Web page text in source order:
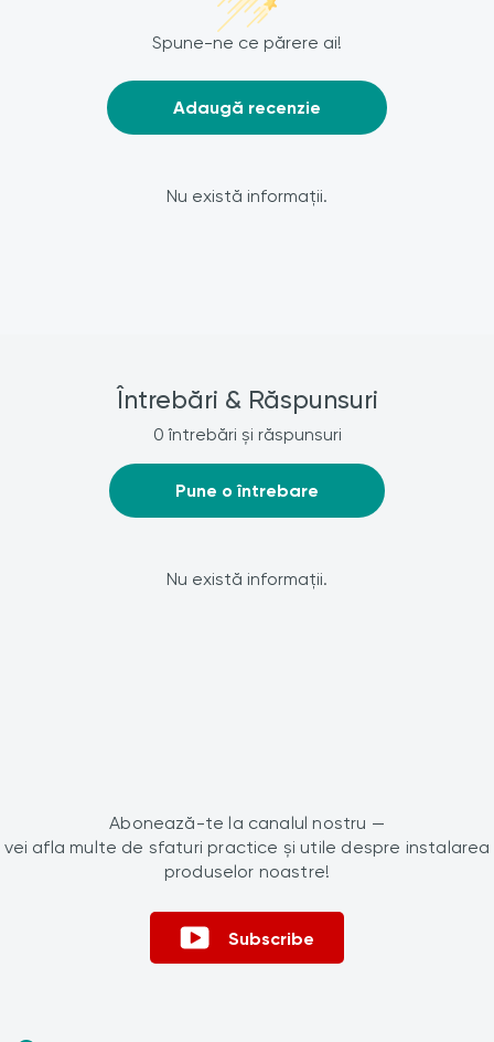
Spune-ne ce părere ai!
Adaugă recenzie
Nu există informații.
Întrebări & Răspunsuri
0 întrebări și răspunsuri
Pune o întrebare
Nu există informații.
Abonează-te la canalul nostru —
vei afla multe de sfaturi practice și utile despre instalarea
produselor noastre!
Subscribe